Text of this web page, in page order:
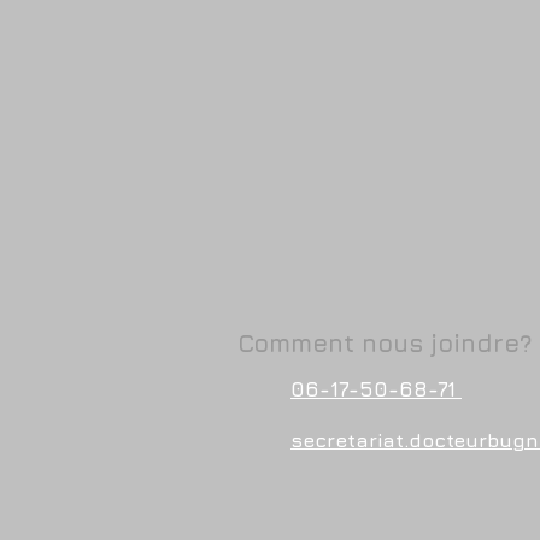
Comment nous joindre?
06-17-50-68-71